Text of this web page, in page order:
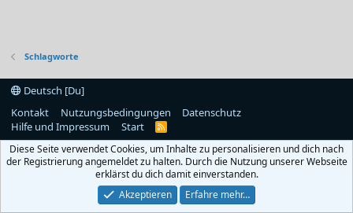
Schlagworte
Deutsch [Du]
Kontakt
Nutzungsbedingungen
Datenschutz
Hilfe und Impressum
Start
R
S
Diese Seite verwendet Cookies, um Inhalte zu personalisieren und dich nach
der Registrierung angemeldet zu halten. Durch die Nutzung unserer Webseite
erklärst du dich damit einverstanden.
Akzeptieren
Erfahre mehr…